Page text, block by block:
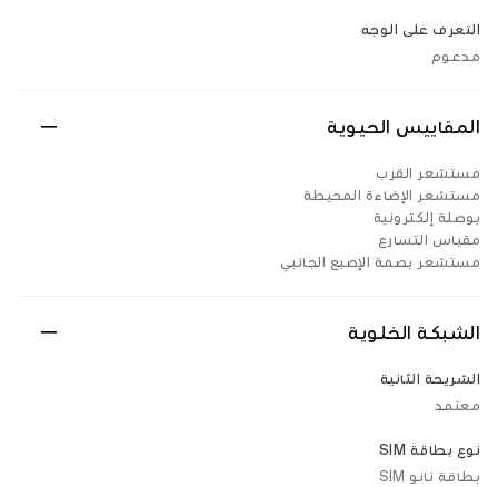
التعرف على الوجه
مدعوم
المقاييس الحيوية
مستشعر القرب
مستشعر الإضاءة المحيطة
بوصلة إلكترونية
مقياس التسارع
مستشعر بصمة الإصبع الجانبي
الشبكة الخلوية
الشريحة الثانية
معتمد
نوع بطاقة SIM
بطاقة نانو SIM